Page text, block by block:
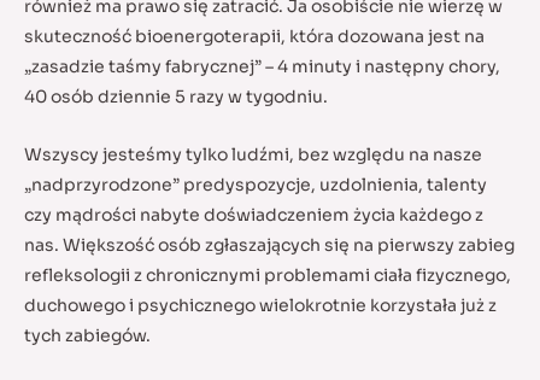
również ma prawo się zatracić. Ja osobiście nie wierzę w
skuteczność bioenergoterapii, która dozowana jest na
„zasadzie taśmy fabrycznej” – 4 minuty i następny chory,
40 osób dziennie 5 razy w tygodniu.
Wszyscy jesteśmy tylko ludźmi, bez względu na nasze
„nadprzyrodzone” predyspozycje, uzdolnienia, talenty
czy mądrości nabyte doświadczeniem życia każdego z
nas. Większość osób zgłaszających się na pierwszy zabieg
refleksologii z chronicznymi problemami ciała fizycznego,
duchowego i psychicznego wielokrotnie korzystała już z
tych zabiegów.